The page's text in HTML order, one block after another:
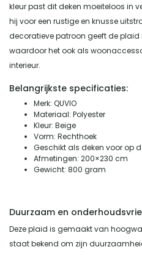
kleur past dit deken moeiteloos in
hij voor een rustige en knusse
decoratieve patroon geeft de plaid
waardoor het ook als
interieur.
Belangrijkste specificaties:
Merk: QUVIO
Materiaal: Polyester
Kleur: Beige
Vorm: Rechthoek
Geschikt als deken voor op
Afmetingen: 200×230 cm
Gewicht: 800 gram
Duurzaam en
Deze plaid is gemaakt van
staat bekend om zijn